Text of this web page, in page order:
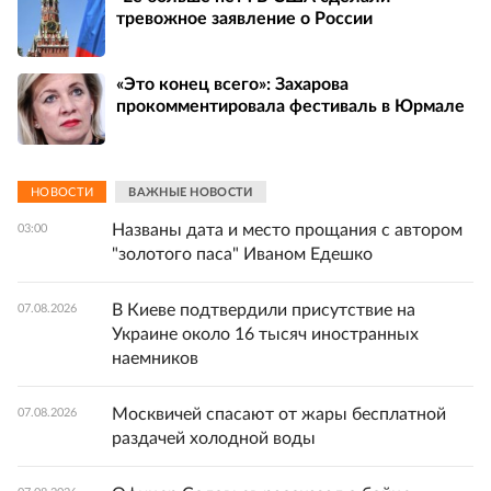
тревожное заявление о России
«Это конец всего»: Захарова
прокомментировала фестиваль в Юрмале
НОВОСТИ ВАЖНЫЕ НОВОСТИ
03:00
Названы дата и место прощания с автором
"золотого паса" Иваном Едешко
07.08.2026
В Киеве подтвердили присутствие на
Украине около 16 тысяч иностранных
наемников
07.08.2026
Москвичей спасают от жары бесплатной
раздачей холодной воды